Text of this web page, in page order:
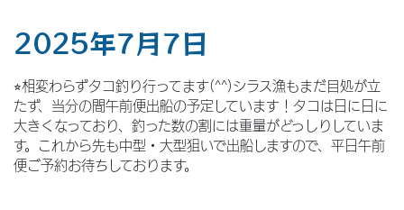
2025年7月7日
⭐︎相変わらずタコ釣り行ってます(^^)シラス漁もまだ目処が立
たず、当分の間午前便出船の予定しています！タコは日に日に
大きくなっており、釣った数の割には重量がどっしりしていま
す。これから先も中型・大型狙いで出船しますので、平日午前
便ご予約お待ちしております。